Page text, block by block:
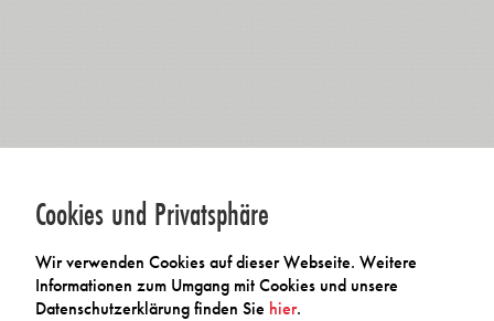
Cookies und Privatsphäre
Wir verwenden Cookies auf dieser Webseite. Weitere
Informationen zum Umgang mit Cookies und unsere
Datenschutzerklärung finden Sie hier.